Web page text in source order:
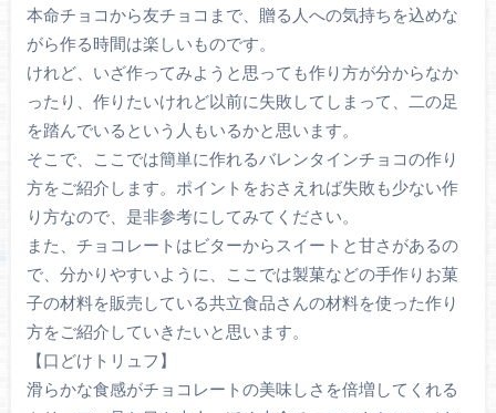
本命チョコから友チョコまで、贈る人への気持ちを込めな
がら作る時間は楽しいものです。
けれど、いざ作ってみようと思っても作り方が分からなか
ったり、作りたいけれど以前に失敗してしまって、二の足
を踏んでいるという人もいるかと思います。
そこで、ここでは簡単に作れるバレンタインチョコの作り
方をご紹介します。ポイントをおさえれば失敗も少ない作
り方なので、是非参考にしてみてください。
また、チョコレートはビターからスイートと甘さがあるの
で、分かりやすいように、ここでは製菓などの手作りお菓
子の材料を販売している共立食品さんの材料を使った作り
方をご紹介していきたいと思います。
【口どけトリュフ】
滑らかな食感がチョコレートの美味しさを倍増してくれる